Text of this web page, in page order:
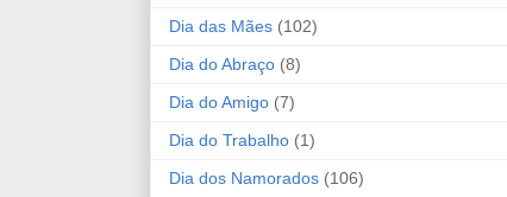
Dia das Mães (102)
Dia do Abraço (8)
Dia do Amigo (7)
Dia do Trabalho (1)
Dia dos Namorados (106)